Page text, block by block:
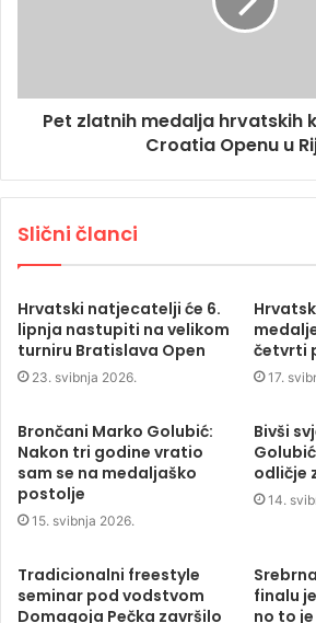
Pet zlatnih medalja hrvatskih
Croatia Openu u
Slični članci
Hrvatski natjecatelji će 6.
lipnja nastupiti na velikom
turniru Bratislava Open
23. svibnja 2026.
četvrti
17.
Brončani Marko Golubić:
Nakon tri godine vratio
sam se na medaljaško
postolje
15. svibnja 2026.
Bivši
odličje
14.
Tradicionalni freestyle
seminar pod vodstvom
Domagoja Pečka završilo
finalu
no to